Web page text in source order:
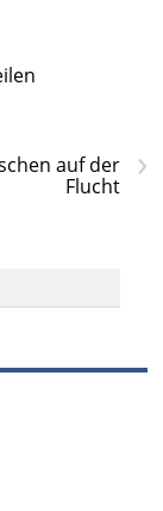
›
auf der
Flucht